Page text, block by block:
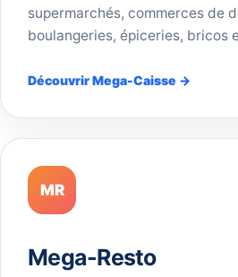
supermarchés, commerces de
boulangeries, épiceries, bricos
Découvrir Mega-Caisse →
MR
Mega-Resto